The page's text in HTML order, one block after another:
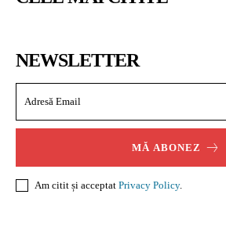
NEWSLETTER
MĂ ABONEZ
Am citit și acceptat Privacy Policy.